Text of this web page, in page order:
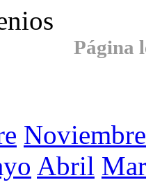
Página
Noviembre
Abril